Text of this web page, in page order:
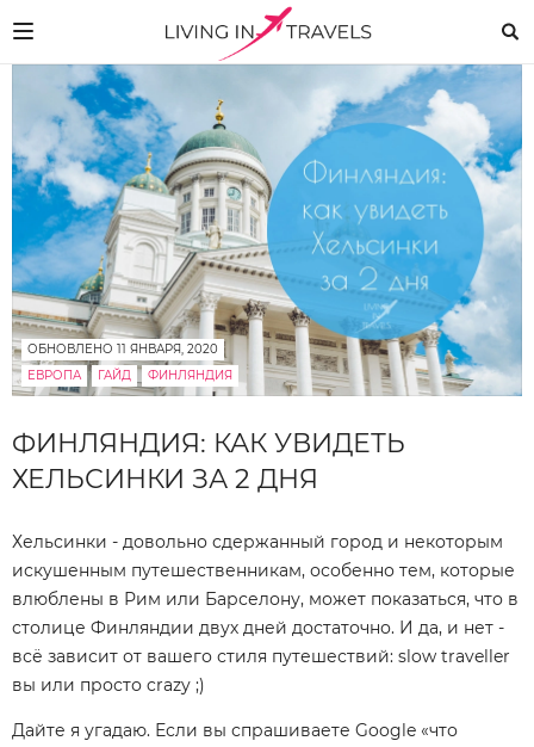
ОБНОВЛЕНО 11 ЯНВАРЯ, 2020
ЕВРОПА
ГАЙД ФИНЛЯНДИЯ
ФИНЛЯНДИЯ: КАК УВИДЕТЬ
ХЕЛЬСИНКИ ЗА 2 ДНЯ
Хельсинки - довольно сдержанный город и некоторым
искушенным путешественникам, особенно тем, которые
влюблены в Рим или Барселону, может показаться, что в
столице Финляндии двух дней достаточно. И да, и нет -
всё зависит от вашего стиля путешествий: slow traveller
вы или просто crazy ;)
Дайте я угадаю. Если вы спрашиваете Google «что